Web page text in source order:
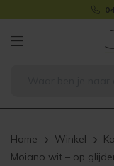
Home Winkel
Moiano wit – op